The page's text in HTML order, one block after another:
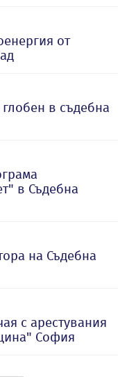
от
в съдебна
в Съдебна
на Съдебна
с арестувания
София